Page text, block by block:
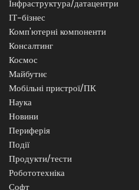
Інфраструктура/датацентри
ІТ-бізнес
Комп'ютерні компоненти
Консалтинг
Космос
Майбутнє
Мобільні пристрої/ПК
Наука
Новини
Периферія
Події
Продукти/тести
Робототехніка
Софт